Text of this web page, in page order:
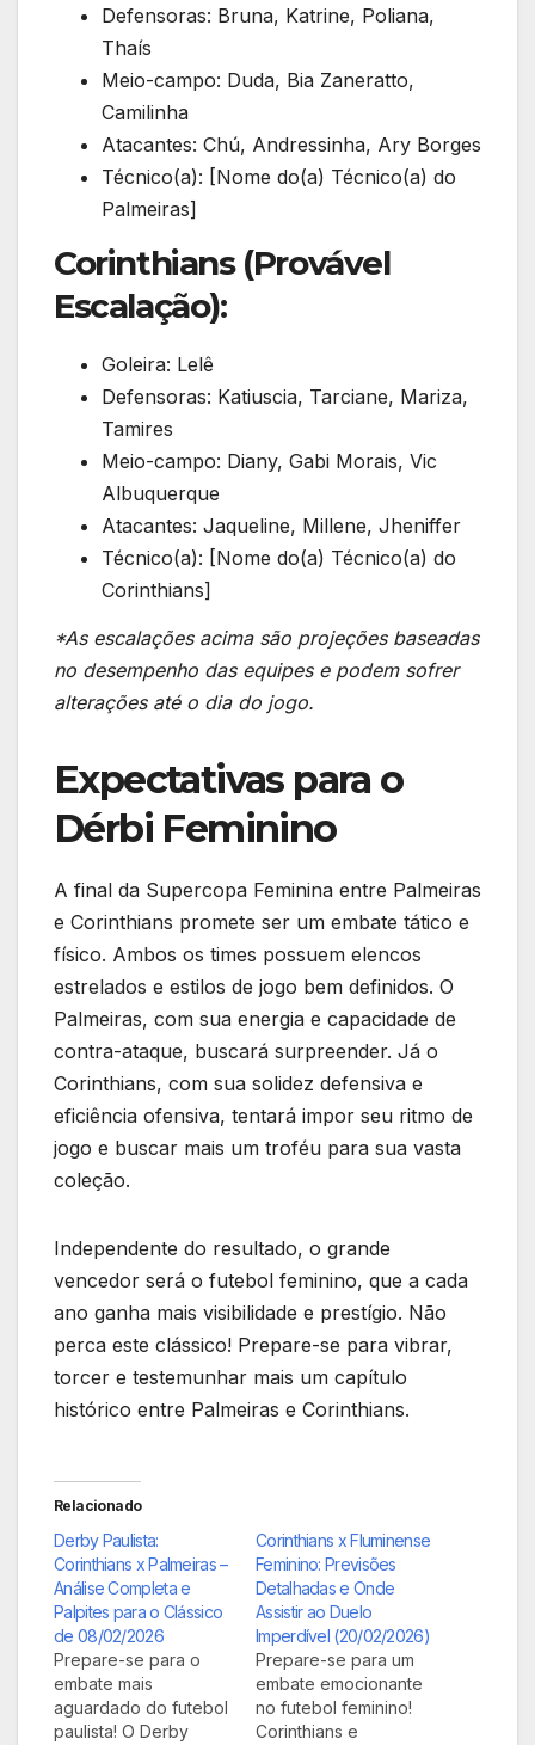
Defensoras: Bruna, Katrine, Poliana,
Thaís
Meio-campo: Duda, Bia Zaneratto,
Camilinha
Atacantes: Chú, Andressinha, Ary Borges
Técnico(a): [Nome do(a) Técnico(a) do
Palmeiras]
Corinthians (Provável
Escalação):
Goleira: Lelê
Defensoras: Katiuscia, Tarciane, Mariza,
Tamires
Meio-campo: Diany, Gabi Morais, Vic
Albuquerque
Atacantes: Jaqueline, Millene, Jheniffer
Técnico(a): [Nome do(a) Técnico(a) do
Corinthians]
*As escalações acima são projeções baseadas
no desempenho das equipes e podem sofrer
alterações até o dia do jogo.
Expectativas para o
Dérbi Feminino
A final da Supercopa Feminina entre Palmeiras
e Corinthians promete ser um embate tático e
físico. Ambos os times possuem elencos
estrelados e estilos de jogo bem definidos. O
Palmeiras, com sua energia e capacidade de
contra-ataque, buscará surpreender. Já o
Corinthians, com sua solidez defensiva e
eficiência ofensiva, tentará impor seu ritmo de
jogo e buscar mais um troféu para sua vasta
coleção.
Independente do resultado, o grande
vencedor será o futebol feminino, que a cada
ano ganha mais visibilidade e prestígio. Não
perca este clássico! Prepare-se para vibrar,
torcer e testemunhar mais um capítulo
histórico entre Palmeiras e Corinthians.
Relacionado
Derby Paulista:
Corinthians x Palmeiras –
Análise Completa e
Palpites para o Clássico
de 08/02/2026
Prepare-se para o
embate mais
aguardado do futebol
paulista! O Derby
Corinthians x Fluminense
Feminino: Previsões
Detalhadas e Onde
Assistir ao Duelo
Imperdível (20/02/2026)
Prepare-se para um
embate emocionante
no futebol feminino!
Corinthians e